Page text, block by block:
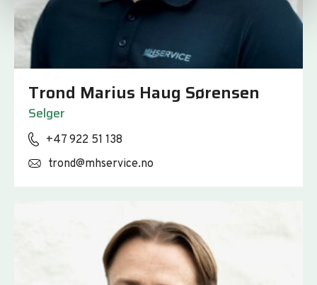
Trond Marius Haug Sørensen
Selger
+47 922 51 138
trond@mhservice.no